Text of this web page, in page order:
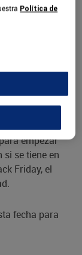
no es la
como
empezar
se tiene en
Friday, el
fecha para
Política de